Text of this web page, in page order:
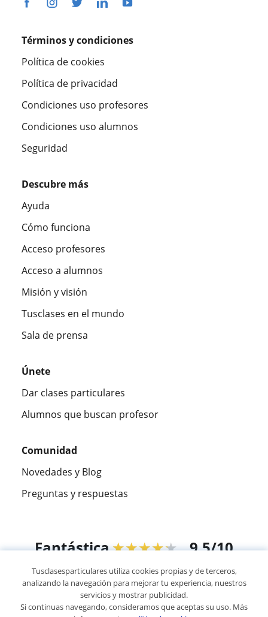
Términos y condiciones
Política de cookies
Política de privacidad
Condiciones uso profesores
Condiciones uso alumnos
Seguridad
Descubre más
Ayuda
Cómo funciona
Acceso profesores
Acceso a alumnos
Misión y visión
Tusclases en el mundo
Sala de prensa
Únete
Dar clases particulares
Alumnos que buscan profesor
Comunidad
Novedades y Blog
Preguntas y respuestas
Fantástica★★★★★ 9,5/10
305915opiniones de alumnos
© 2007 - 2026 Tusclasesparticulares.com.ec
Tusclasesparticulares utiliza cookies propias y de terceros,
analizando la navegación para mejorar tu experiencia, nuestros
servicios y mostrar publicidad.
Si continuas navegando, consideramos que aceptas su uso. Más